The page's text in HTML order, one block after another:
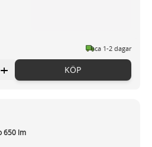
ca 1-2 dagar
+ KÖP
650 lm